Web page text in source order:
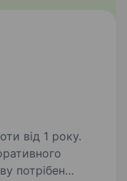
від 1 року.
потрібен